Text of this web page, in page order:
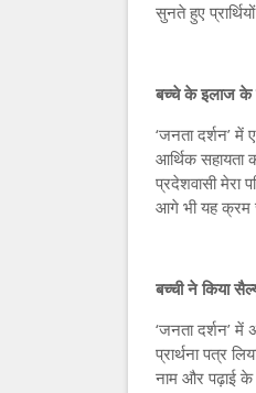
सुनते हुए
बच्चे के इलाज के
‘जनता दर्शन’
आर्थिक सहायता
प्रदेशवासी मेरा
आगे भी यह क्रम
बच्ची ने किया
‘जनता दर्शन’
प्रार्थना पत्र
नाम और पढ़ाई के